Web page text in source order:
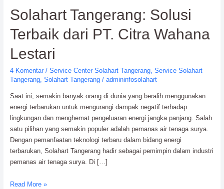
Solahart Tangerang: Solusi
Terbaik dari PT. Citra Wahana
Lestari
4 Komentar / Service Center Solahart Tangerang, Service Solahart
Tangerang, Solahart Tangerang/ admininfosolahart
Saat ini, semakin banyak orang di dunia yang beralih menggunakan
energi terbarukan untuk mengurangi dampak negatif terhadap
lingkungan dan menghemat pengeluaran energi jangka panjang. Salah
satu pilihan yang semakin populer adalah pemanas air tenaga surya.
Dengan pemanfaatan teknologi terbaru dalam bidang energi
terbarukan, Solahart Tangerang hadir sebagai pemimpin dalam industri
pemanas air tenaga surya. Di […]
Solahart
Read More »